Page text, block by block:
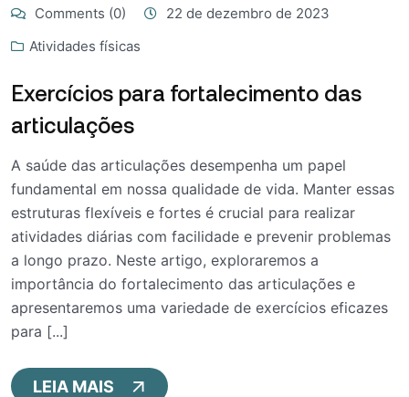
Comments (0)
22 de dezembro de 2023
Atividades físicas
Exercícios para fortalecimento das
articulações
A saúde das articulações desempenha um papel
fundamental em nossa qualidade de vida. Manter essas
estruturas flexíveis e fortes é crucial para realizar
atividades diárias com facilidade e prevenir problemas
a longo prazo. Neste artigo, exploraremos a
importância do fortalecimento das articulações e
apresentaremos uma variedade de exercícios eficazes
para [...]
LEIA MAIS